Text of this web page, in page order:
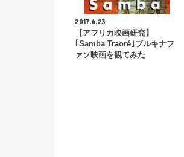
2017.6.23
【アフリカ映画研究】
｢Samba Traoré｣ブルキナフ
ァソ映画を観てみた